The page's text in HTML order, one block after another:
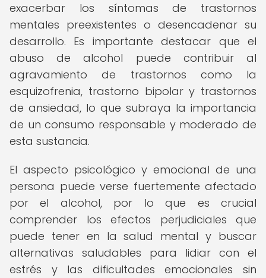
exacerbar los síntomas de trastornos
mentales preexistentes o desencadenar su
desarrollo. Es importante destacar que el
abuso de alcohol puede contribuir al
agravamiento de trastornos como la
esquizofrenia, trastorno bipolar y trastornos
de ansiedad, lo que subraya la importancia
de un consumo responsable y moderado de
esta sustancia.
El aspecto psicológico y emocional de una
persona puede verse fuertemente afectado
por el alcohol, por lo que es crucial
comprender los efectos perjudiciales que
puede tener en la salud mental y buscar
alternativas saludables para lidiar con el
estrés y las dificultades emocionales sin